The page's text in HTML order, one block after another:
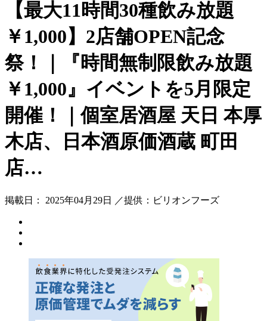
【最大11時間30種飲み放題
￥1,000】2店舗OPEN記念
祭！｜『時間無制限飲み放題
￥1,000』イベントを5月限定
開催！｜個室居酒屋 天日 本厚
木店、日本酒原価酒蔵 町田
店…
掲載日： 2025年04月29日 ／提供：ビリオンフーズ